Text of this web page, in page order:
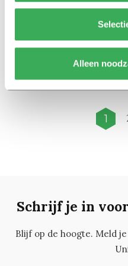
Alleen
05 juli
1
Schrijf je in
Blijf op de hoogte. Meld